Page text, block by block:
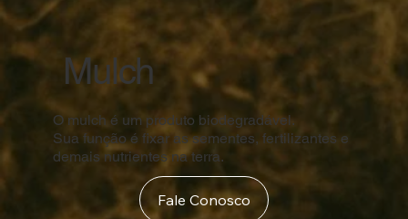
Mulch
O mulch é um produto biodegradável.
Sua função é fixar as sementes, fertilizantes e
demais nutrientes na terra.
Fale Conosco